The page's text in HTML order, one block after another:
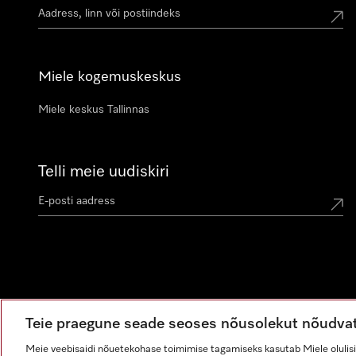
Miele kogemuskeskus
Miele keskus Tallinnas
Telli meie uudiskiri
Teie praegune seade seoses nõusolekut
Meie veebisaidi nõuetekohase toimimise tagamiseks kasutab Miele